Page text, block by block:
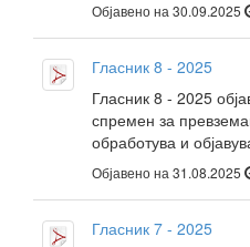
Објавено на 30.09.2025
Гласник 8 - 2025
Гласник 8 - 2025
спремен за
обработува и
Објавено на 31.08.2025
Гласник 7 - 2025